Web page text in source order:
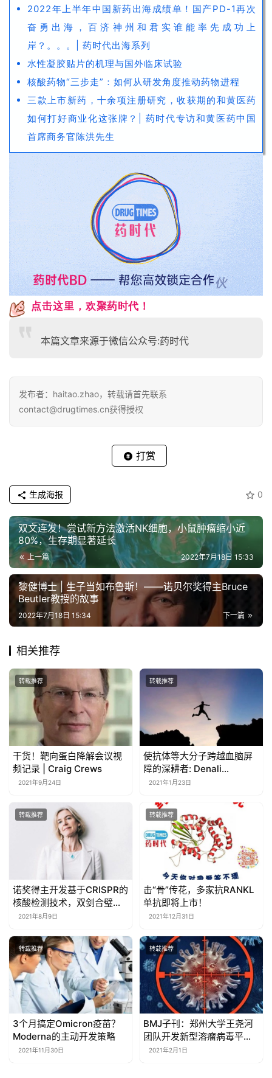
2022年上半年中国新药出海成绩单！国产PD-1再次
奋勇出海，百济神州和君实谁能率先成功上
岸？。。。| 药时代出海系列
水性凝胶贴片的机理与国外临床试验
核酸药物“三步走”：如何从研发角度推动药物进程
三款上市新药，十余项注册研究，收获期的和黄医药
如何打好商业化这张牌？| 药时代专访和黄医药中国
首席商务官陈洪先生
点击这里， 欢聚药时代！
本篇文章来源于微信公众号:药时代
发布者：haitao.zhao，转载请首先联系
contact@drugtimes.cn获得授权
打赏
0
生成海报
双文连发！尝试新方法激活NK细胞，小鼠肿瘤缩小近
80%，生存期显著延长
上一篇 2022年7月18日 15:33
黎健博士 | 生子当如布鲁斯！——诺贝尔奖得主Bruce
Beutler教授的故事
下一篇
2022年7月18日 15:34
相关推荐
转载推荐
干货！靶向蛋白降解会议视
频记录 | Craig Crews
2021年9月24日
转载推荐
使抗体等大分子跨越血脑屏
障的深耕者: Denali
Therapeutics！
2021年1月23日
转载推荐
诺奖得主开发基于CRISPR的
核酸检测技术，双剑合璧，
20分钟即可检测新冠
2021年8月9日
转载推荐
击“骨”传花，多家抗RANKL
单抗即将上市！
2021年12月31日
转载推荐
3个月搞定Omicron疫苗？
Moderna的主动开发策略
2021年11月30日
转载推荐
BMJ子刊：郑州大学王尧河
团队开发新型溶瘤病毒平
台，有效对抗最致命癌症胰
2021年2月1日